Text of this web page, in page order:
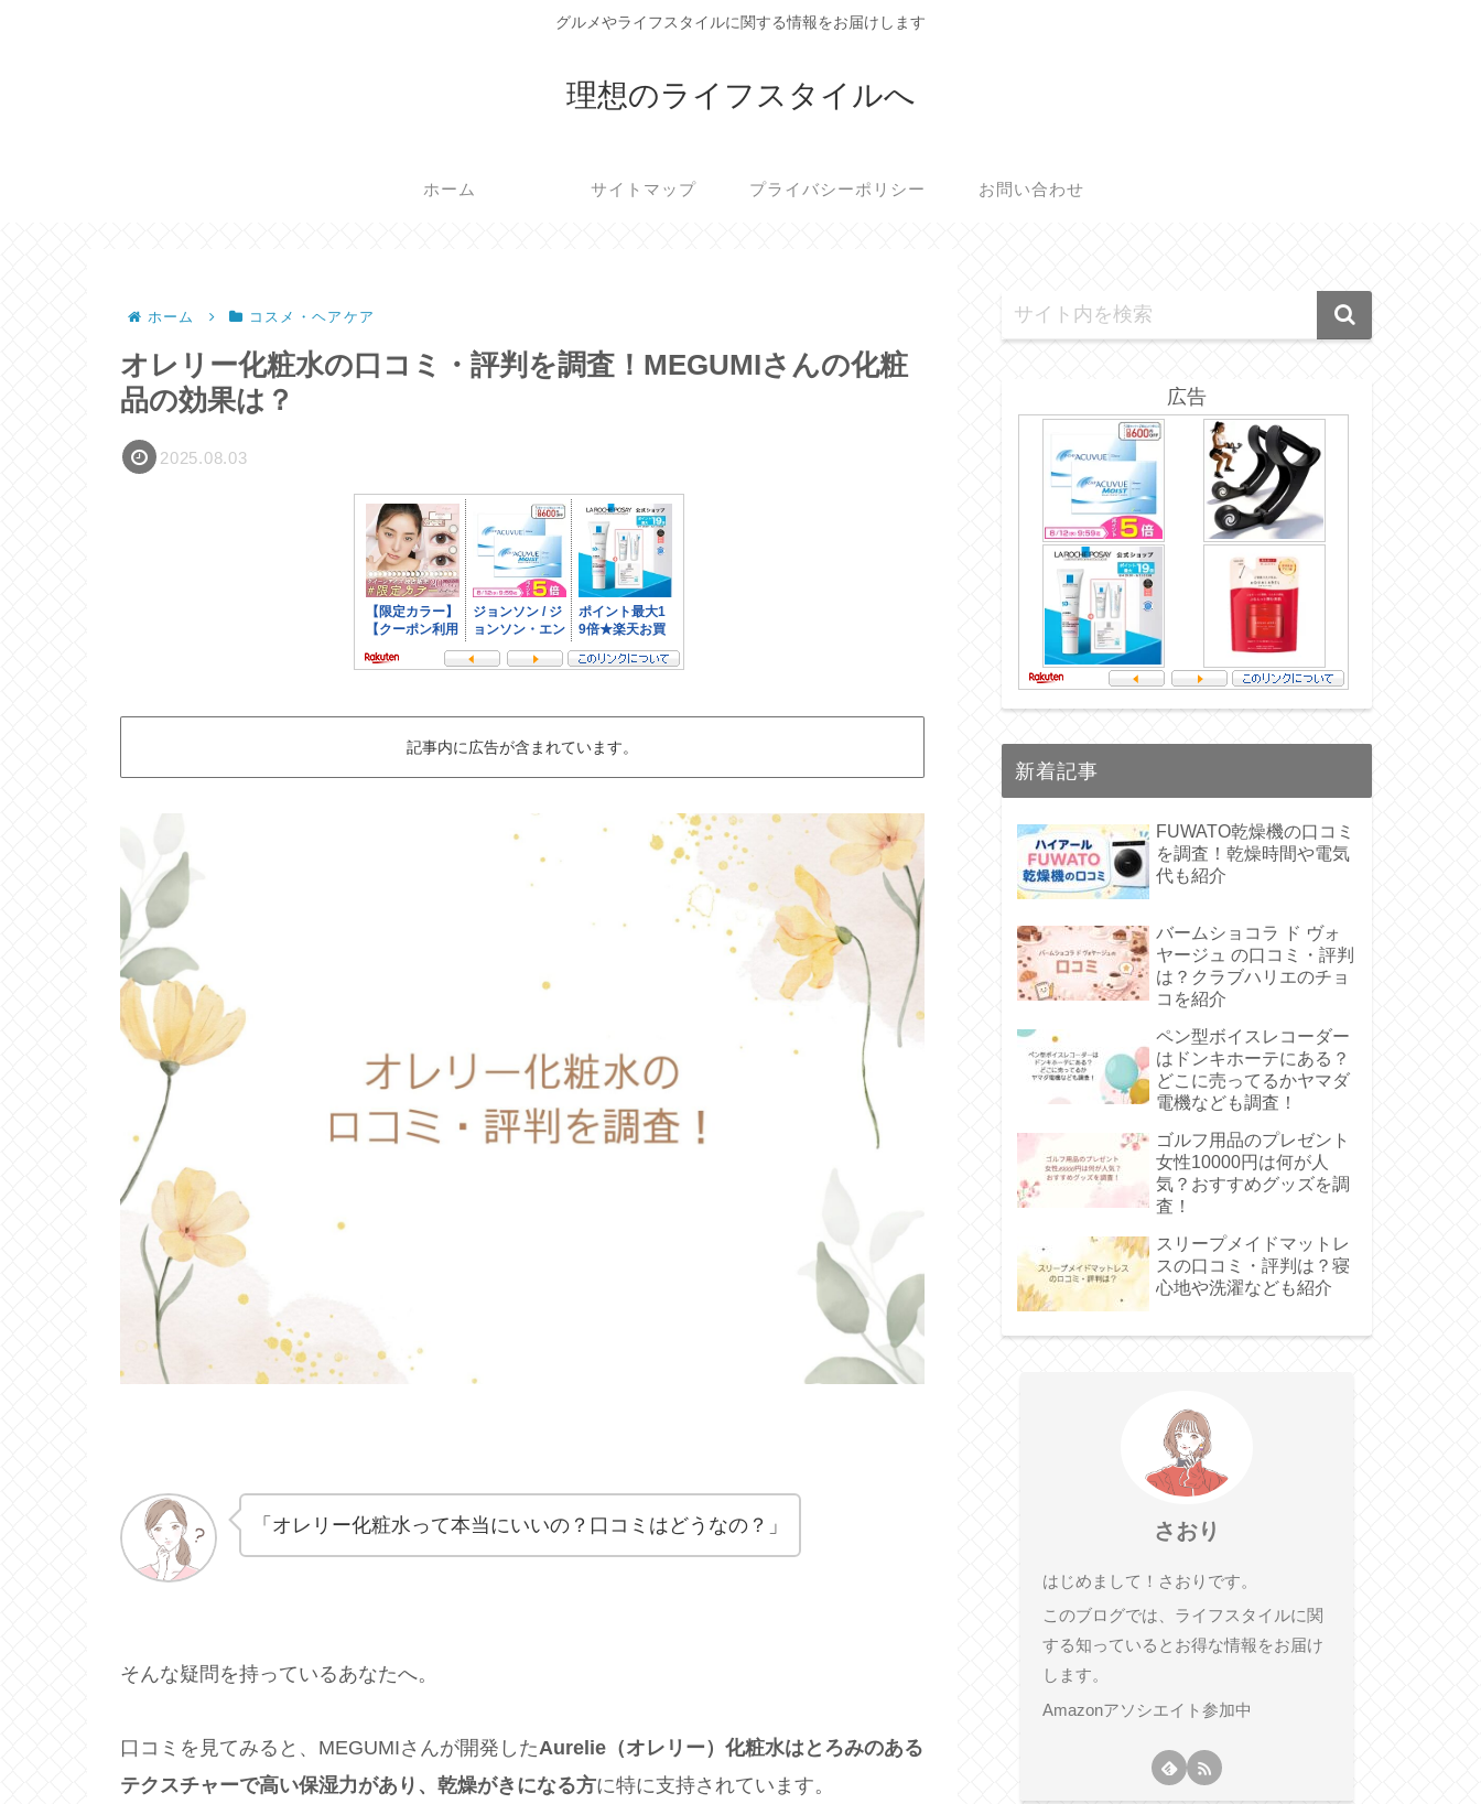
グルメやライフスタイルに関する情報をお届けします
理想のライフスタイルへ
ホーム サイトマップ プライバシーポリシー お問い合わせ
ホーム コスメ・ヘアケア
オレリー化粧水の口コミ・評判を調査！MEGUMIさんの化粧
品の効果は？
2025.08.03
記事内に広告が含まれています。
「オレリー化粧水って本当にいいの？口コミはどうなの？」
そんな疑問を持っているあなたへ。
口コミを見てみると、MEGUMIさんが開発したAurelie（オレリー）化粧水はとろみのある
テクスチャーで高い保湿力があり、乾燥がきになる方に特に支持されています。
広告
新着記事
FUWATO乾燥機の口コミ
を調査！乾燥時間や電気
代も紹介
バームショコラ ド ヴォ
ヤージュ の口コミ・評判
は？クラブハリエのチョ
コを紹介
ペン型ボイスレコーダー
はドンキホーテにある？
どこに売ってるかヤマダ
電機なども調査！
ゴルフ用品のプレゼント
女性10000円は何が人
気？おすすめグッズを調
査！
スリープメイドマットレ
スの口コミ・評判は？寝
心地や洗濯なども紹介
さおり
はじめまして！さおりです。
このブログでは、ライフスタイルに関
する知っているとお得な情報をお届け
します。
Amazonアソシエイト参加中